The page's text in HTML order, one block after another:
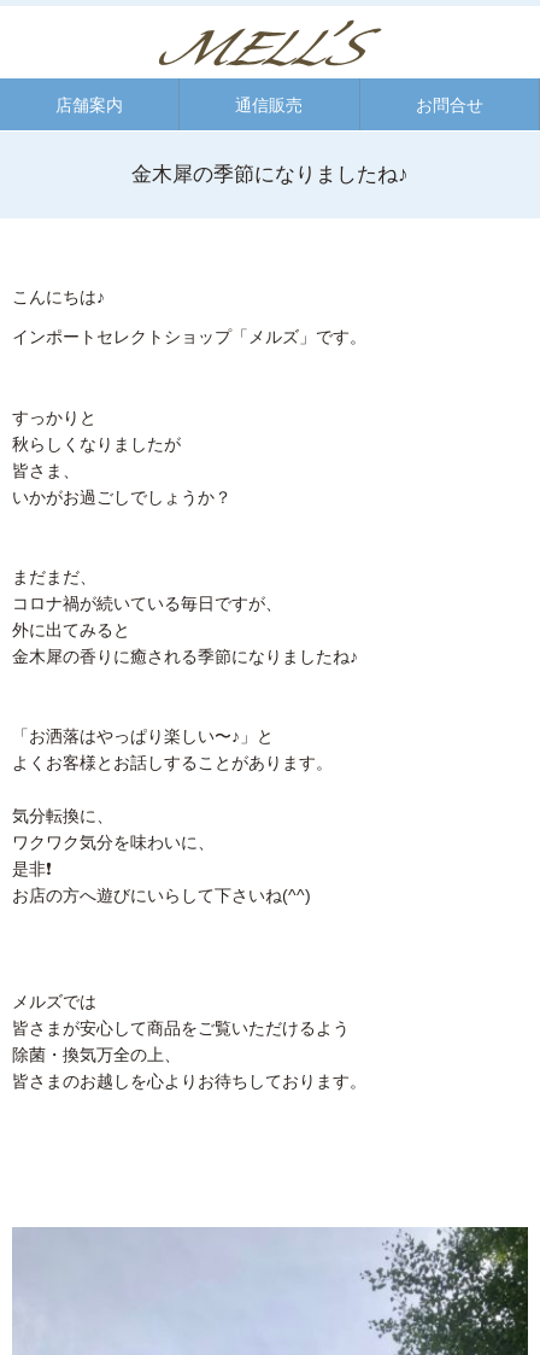
店舗案内 通信販売 お問合せ
金木犀の季節になりましたね♪
こんにちは♪
インポートセレクトショップ「メルズ」です。
すっかりと
秋らしくなりましたが
皆さま、
いかがお過ごしでしょうか？
まだまだ、
コロナ禍が続いている毎日ですが、
外に出てみると
金木犀の香りに癒される季節になりましたね♪
「お洒落はやっぱり楽しい〜♪」と
よくお客様とお話しすることがあります。
気分転換に、
ワクワク気分を味わいに、
是非❗️
お店の方へ遊びにいらして下さいね(^^)
メルズでは
皆さまが安心して商品をご覧いただけるよう
除菌・換気万全の上、
皆さまのお越しを心よりお待ちしております。